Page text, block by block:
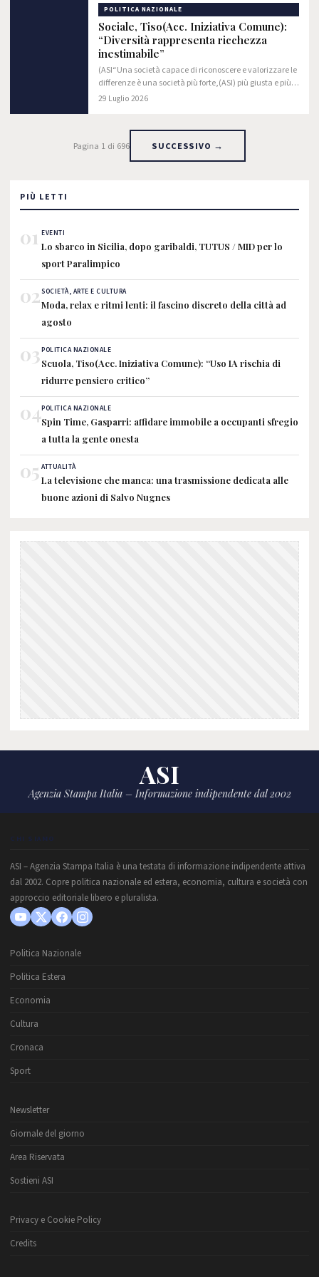
POLITICA NAZIONALE
Sociale, Tiso(Acc. Iniziativa Comune):
“Diversità rappresenta ricchezza
inestimabile”
(ASI“Una società capace di riconoscere e valorizzare le
differenze è una società più forte,(ASI) più giusta e più
preparata ad affrontare le sfide del presente e del
29 Luglio 2026
Pagina 1 di 696 SUCCESSIVO →
PIÙ LETTI
01 EVENTI
Lo sbarco in Sicilia, dopo garibaldi, TUTUS / MID per lo
sport Paralimpico
02SOCIETÀ, ARTE E CULTURA
Moda, relax e ritmi lenti: il fascino discreto della città ad
agosto
03POLITICA NAZIONALE
Scuola, Tiso(Acc. Iniziativa Comune): “Uso IA rischia di
ridurre pensiero critico”
04POLITICA NAZIONALE
Spin Time, Gasparri: affidare immobile a occupanti sfregio
a tutta la gente onesta
05 ATTUALITÀ
La televisione che manca: una trasmissione dedicata alle
buone azioni di Salvo Nugnes
ASI
Agenzia Stampa Italia – Informazione indipendente dal 2002
CHI SIAMO
ASI – Agenzia Stampa Italia è una testata di informazione indipendente attiva
dal 2002. Copre politica nazionale ed estera, economia, cultura e società con
approccio editoriale libero e pluralista.
Politica Nazionale
Politica Estera
Economia
Cultura
Cronaca
Sport
Newsletter
Giornale del giorno
Area Riservata
Sostieni ASI
Privacy e Cookie Policy
Credits